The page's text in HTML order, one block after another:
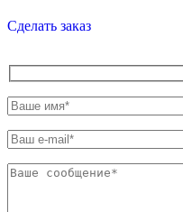
Сделать заказ